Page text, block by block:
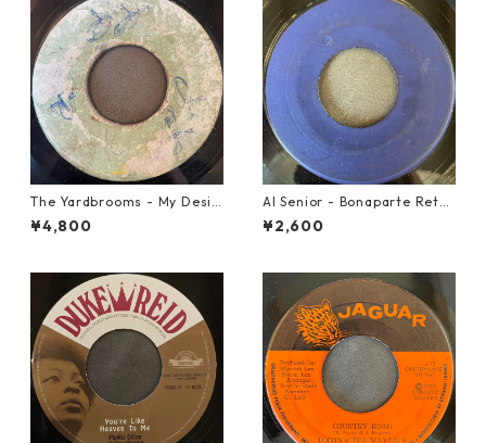
The Yardbrooms - My Desir
e【7-21922】
¥4,800
Al Senior - Bonaparte Retre
at【7-21861】
¥2,600